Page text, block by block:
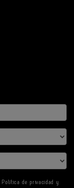
Política de privacidad y